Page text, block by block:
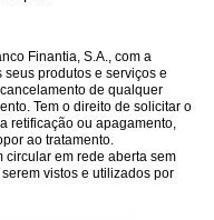
Finantia, S.A., com a
produtos e serviços e
de qualquer
Tem o direito de solicitar o
retificação ou apagamento,
ao tratamento.
circular em rede aberta sem
vistos e utilizados por